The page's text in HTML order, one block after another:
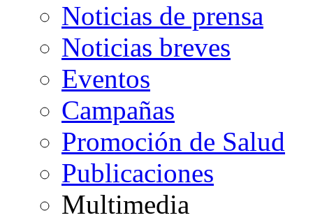
Noticias de prensa
Noticias breves
Eventos
Campañas
Promoción de Salud
Publicaciones
Multimedia